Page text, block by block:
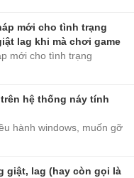
mới cho tình trạng
lag khi mà chơi game
mới cho tình trạng
hệ thống náy tính
hành windows, muốn gỡ
giật, lag (hay còn gọi là